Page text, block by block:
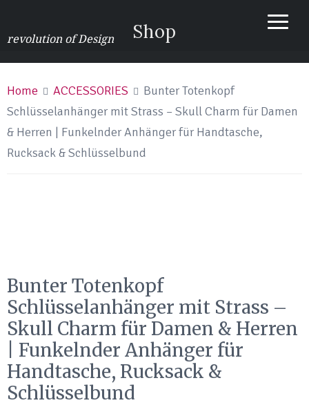
revolution of Design Shop
Home ACCESSORIES
Bunter Totenkopf
Schlüsselanhänger mit Strass – Skull Charm für Damen
& Herren | Funkelnder Anhänger für Handtasche,
Rucksack & Schlüsselbund
Bunter Totenkopf
Schlüsselanhänger mit Strass –
Skull Charm für Damen & Herren
| Funkelnder Anhänger für
Handtasche, Rucksack &
Schlüsselbund